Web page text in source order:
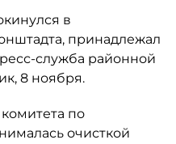
в
принадлежал
служба районной
8 ноября.
по
очисткой